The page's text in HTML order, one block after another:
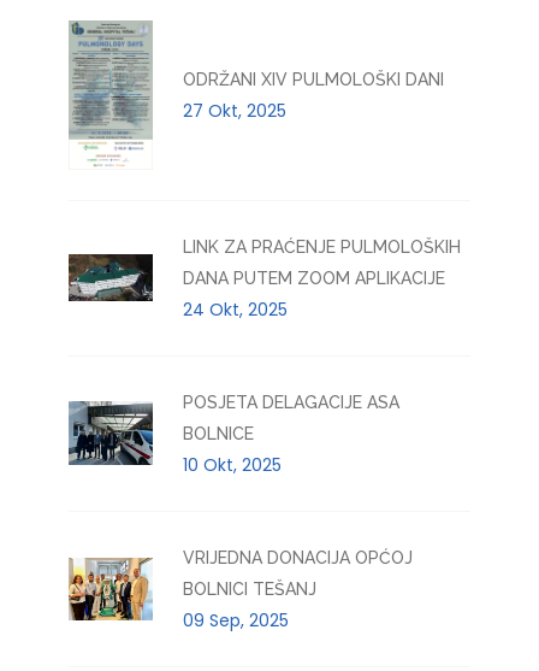
ODRŽANI XIV PULMOLOŠKI DANI
27 Okt, 2025
LINK ZA PRAĆENJE PULMOLOŠKIH
DANA PUTEM ZOOM APLIKACIJE
24 Okt, 2025
POSJETA DELAGACIJE ASA
BOLNICE
10 Okt, 2025
VRIJEDNA DONACIJA OPĆOJ
BOLNICI TEŠANJ
09 Sep, 2025